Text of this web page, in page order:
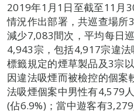
2019年1月1日至截至11月
情況作出部署，共巡查場
減少7,083間次，平均每日
4,943宗，包括4,917宗違
標籤規定的煙草製品及3宗
因違法吸煙而被檢控的個
法吸煙個案中男性有4,579
(佔6.9%)；當中遊客有